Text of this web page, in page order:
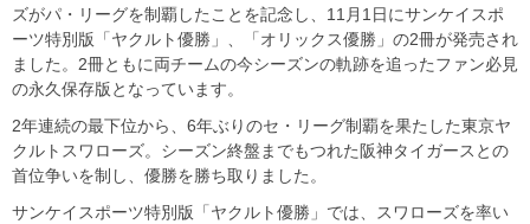
ズがパ・リーグを制覇したことを記念し、11月1日にサンケイスポ
ーツ特別版「ヤクルト優勝」、「オリックス優勝」の2冊が発売され
ました。2冊ともに両チームの今シーズンの軌跡を追ったファン必見
の永久保存版となっています。
2年連続の最下位から、6年ぶりのセ・リーグ制覇を果たした東京ヤ
クルトスワローズ。シーズン終盤までもつれた阪神タイガースとの
首位争いを制し、優勝を勝ち取りました。
サンケイスポーツ特別版「ヤクルト優勝」では、スワローズを率い